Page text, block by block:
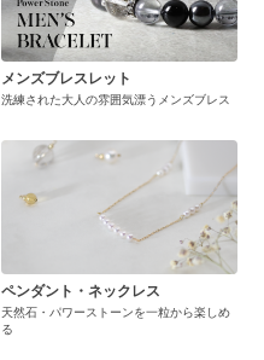
メンズブレスレット
洗練された大人の雰囲気漂うメンズブレス
ペンダント・ネックレス
天然石・パワーストーンを一粒から楽しめ
る